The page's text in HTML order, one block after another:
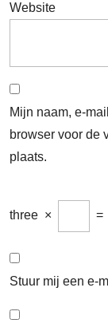
Website
Mijn naam, e-
browser voor de
plaats.
three × =
Stuur mij een e-